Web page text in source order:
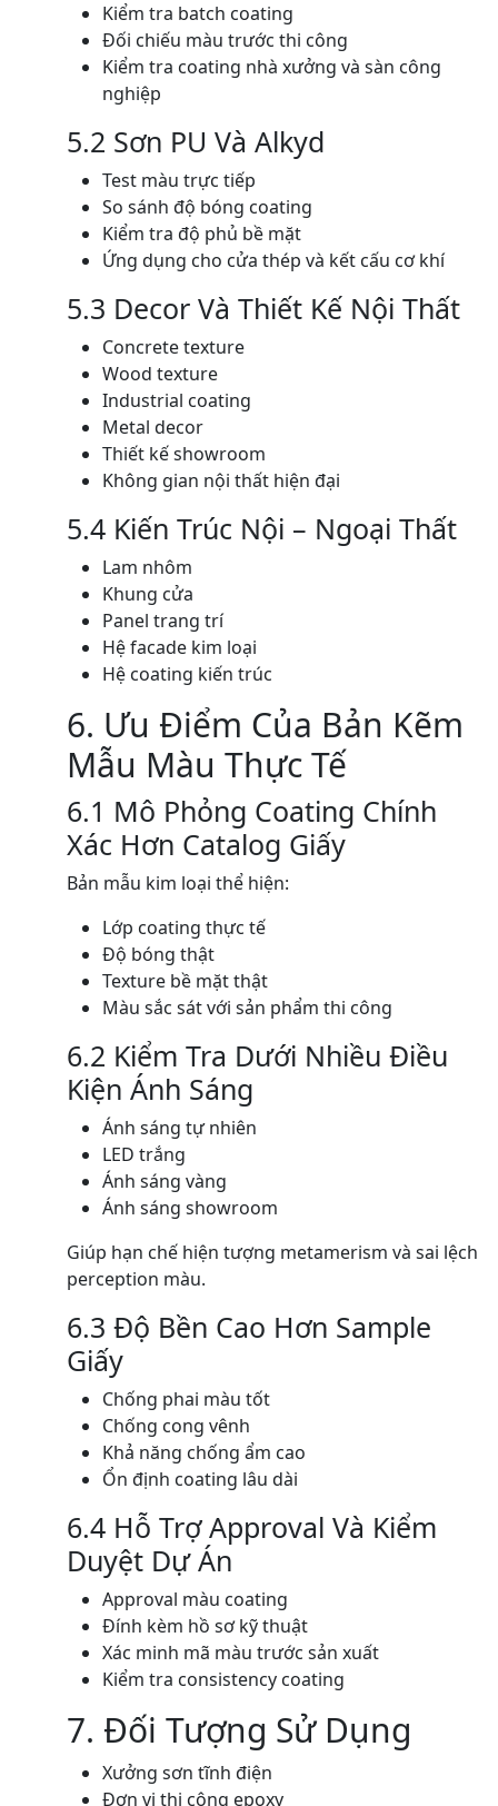
Kiểm tra batch coating
Đối chiếu màu trước thi công
Kiểm tra coating nhà xưởng và sàn công
nghiệp
5.2 Sơn PU Và Alkyd
Test màu trực tiếp
So sánh độ bóng coating
Kiểm tra độ phủ bề mặt
Ứng dụng cho cửa thép và kết cấu cơ khí
5.3 Decor Và Thiết Kế Nội Thất
Concrete texture
Wood texture
Industrial coating
Metal decor
Thiết kế showroom
Không gian nội thất hiện đại
5.4 Kiến Trúc Nội – Ngoại Thất
Lam nhôm
Khung cửa
Panel trang trí
Hệ facade kim loại
Hệ coating kiến trúc
6. Ưu Điểm Của Bản Kẽm
Mẫu Màu Thực Tế
6.1 Mô Phỏng Coating Chính
Xác Hơn Catalog Giấy
Bản mẫu kim loại thể hiện:
Lớp coating thực tế
Độ bóng thật
Texture bề mặt thật
Màu sắc sát với sản phẩm thi công
6.2 Kiểm Tra Dưới Nhiều Điều
Kiện Ánh Sáng
Ánh sáng tự nhiên
LED trắng
Ánh sáng vàng
Ánh sáng showroom
Giúp hạn chế hiện tượng metamerism và sai lệch
perception màu.
6.3 Độ Bền Cao Hơn Sample
Giấy
Chống phai màu tốt
Chống cong vênh
Khả năng chống ẩm cao
Ổn định coating lâu dài
6.4 Hỗ Trợ Approval Và Kiểm
Duyệt Dự Án
Approval màu coating
Đính kèm hồ sơ kỹ thuật
Xác minh mã màu trước sản xuất
Kiểm tra consistency coating
7. Đối Tượng Sử Dụng
Xưởng sơn tĩnh điện
Đơn vị thi công epoxy